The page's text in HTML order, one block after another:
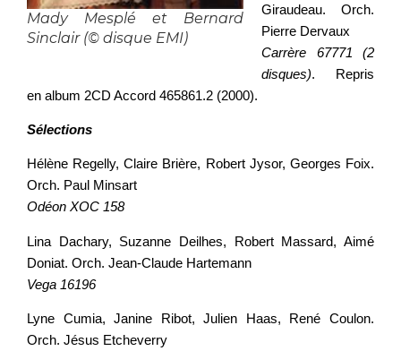
Mady Mesplé et Bernard
Sinclair (© disque EMI)
Giraudeau. Orch.
Pierre Dervaux
Carrère 67771 (2
disques). Repris
en album 2CD Accord 465861.2 (2000).
Sélections
Hélène Regelly, Claire Brière, Robert Jysor, Georges Foix.
Orch. Paul Minsart
Odéon XOC 158
Lina Dachary, Suzanne Deilhes, Robert Massard, Aimé
Doniat. Orch. Jean-Claude Hartemann
Vega 16196
Lyne Cumia, Janine Ribot, Julien Haas, René Coulon.
Orch. Jésus Etcheverry